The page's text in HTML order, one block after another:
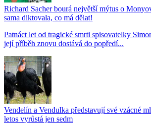
Richard Sacher bourá největší mýtus o
sama diktovala, co má dělat!
Patnáct let od tragické smrti spisovatelky
její příběh znovu dostává do popředí...
Vendelín a Vendulka představují své vzácné
letos vyrůstá jen sedm